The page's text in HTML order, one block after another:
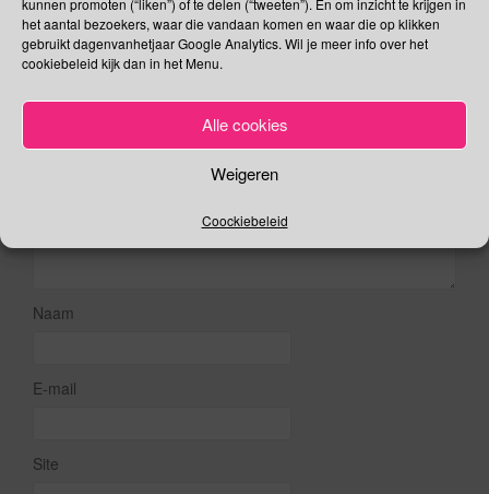
het aantal bezoekers, waar die vandaan komen en waar die op klikken
gebruikt dagenvanhetjaar Google Analytics. Wil je meer info over het
cookiebeleid kijk dan in het Menu.
Alle cookies
Weigeren
Coockiebeleid
gemarkeerd met*
Reactie*
Naam
E-mail
Site